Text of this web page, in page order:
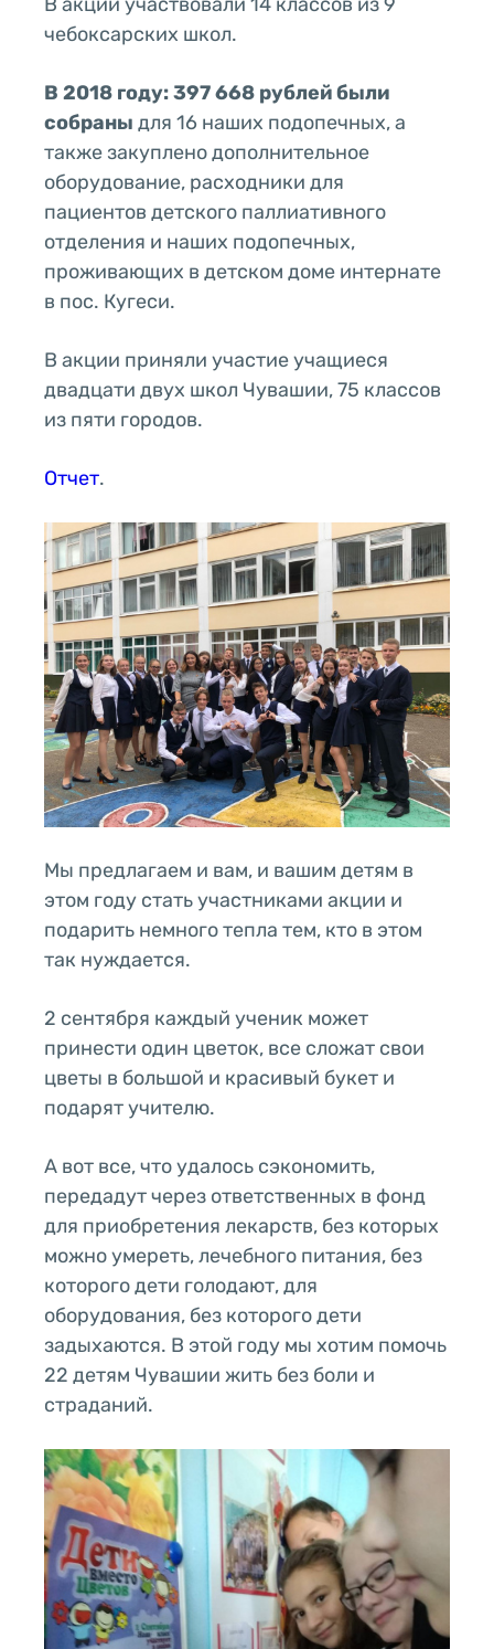
чебоксарских школ.
В 2018 году: 397 668 рублей были
собраны для 16 наших подопечных, а
также закуплено дополнительное
оборудование, расходники для
пациентов детского паллиативного
отделения и наших подопечных,
проживающих в детском доме интернате
в пос. Кугеси.
В акции приняли участие учащиеся
двадцати двух школ Чувашии, 75 классов
из пяти городов.
Отчет.
Мы предлагаем и вам, и вашим детям в
этом году стать участниками акции и
подарить немного тепла тем, кто в этом
так нуждается.
2 сентября каждый ученик может
принести один цветок, все сложат свои
цветы в большой и красивый букет и
подарят учителю.
А вот все, что удалось сэкономить,
передадут через ответственных в фонд
для приобретения лекарств, без которых
можно умереть, лечебного питания, без
которого дети голодают, для
оборудования, без которого дети
задыхаются. В этой году мы хотим помочь
22 детям Чувашии жить без боли и
страданий.